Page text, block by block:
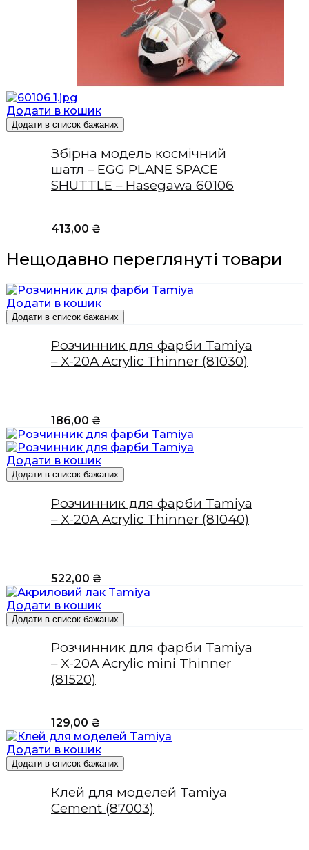
Додати в кошик
Додати в список бажаних
Збірна модель космічний
шатл – EGG PLANE SPACE
SHUTTLE – Hasegawa 60106
413,00 ₴
Нещодавно переглянуті товари
Додати в кошик
Додати в список бажаних
Розчинник для фарби Tamiya
– X-20A Acrylic Thinner (81030)
186,00 ₴
Додати в кошик
Додати в список бажаних
Розчинник для фарби Tamiya
– X-20A Acrylic Thinner (81040)
522,00 ₴
Додати в кошик
Додати в список бажаних
Розчинник для фарби Tamiya
– X-20A Acrylic mini Thinner
(81520)
129,00 ₴
Додати в кошик
Додати в список бажаних
Клей для моделей Tamiya
Cement (87003)